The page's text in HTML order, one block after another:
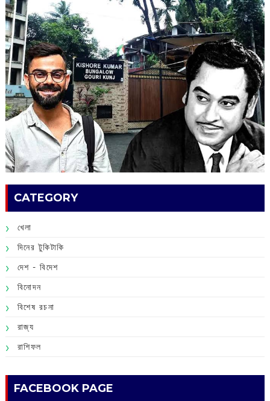
CATEGORY
খেলা
দিনের টুকিটাকি
দেশ - বিদেশ
বিনোদন
বিশেষ রচনা
রাজ্য
রাশিফল
FACEBOOK PAGE